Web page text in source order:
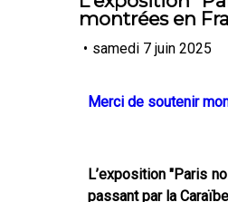
montrées en
• samedi 7 juin 2025
Merci de soutenir
L’exposition "Paris
passant par la